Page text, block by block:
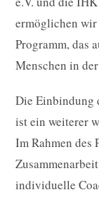
ermöglichen
Programm, das
Menschen in
Die Einbindung
ist ein weiterer
Im Rahmen des
individuelle